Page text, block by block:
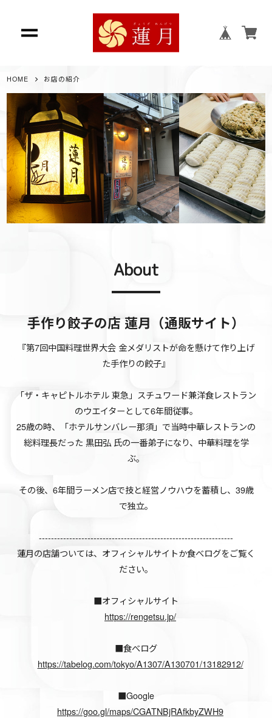
HOME お店の紹介
About
手作り餃子の店 蓮月（通販サイト）
『第7回中国料理世界大会 金メダリストが命を懸けて作り上げ
た手作りの餃子』
「ザ・キャピトルホテル 東急」スチュワード兼洋食レストラン
のウエイターとして6年間従事。
25歳の時、「ホテルサンバレー那須」で当時中華レストランの
総料理長だった 黒田弘 氏の一番弟子になり、中華料理を学
ぶ。
その後、6年間ラーメン店で技と経営ノウハウを蓄積し、39歳
で独立。
----------------------------------------------------------------
蓮月の店舗ついては、オフィシャルサイトか食べログをご覧く
ださい。
■オフィシャルサイト
https://rengetsu.jp/
■食べログ
https://tabelog.com/tokyo/A1307/A130701/13182912/
■Google
https://goo.gl/maps/CGATNBjRAfkbyZWH9